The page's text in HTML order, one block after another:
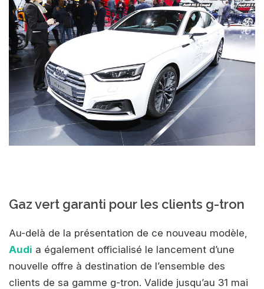
Gaz vert garanti pour les clients g-tron
Au-delà de la présentation de ce nouveau modèle,
Audi a également officialisé le lancement d’une
nouvelle offre à destination de l’ensemble des
clients de sa gamme g-tron. Valide jusqu’au 31 mai